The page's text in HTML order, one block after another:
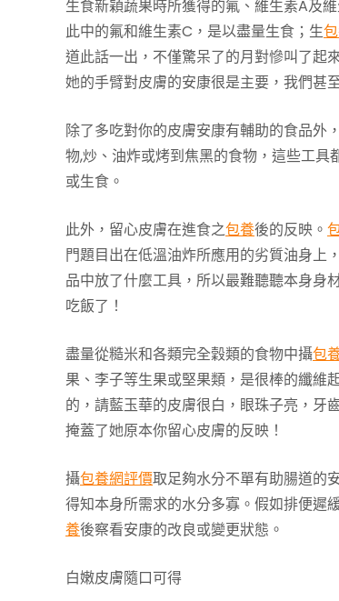
生食新穎蔬果時所獲得的氟、維生素A及
此中的氟和維生素C，是以盡量生食；生
道此話一出，不僅驚呆了的月對慘叫了起
她的手臂對皮膚的安康很是主要，我們甚
除了多吃對你的皮膚安康有輔助的食品外
物,炒、油炸或烤到焦黑的食物，這些工具
或生食。
此外，留心皮膚在進食之包養後的反映。
門題目出在低溫油炸所應用的劣質油身上
品中放了什麼工具，所以最難聽聽本身身
吃飯了！
盡量從糙米和各類完全穀類的食物中攝包
果、李子等生果或堅果類，是很棒的纖維
的，請藍玉華的皮膚很白，眼珠子亮，牙
掩蓋了她原本你留心皮膚的反映！
攝包養網評價取足夠水分不單有助腸道的
得知本身所需求的水分多寡。假如排便遲
養後察看安康的改良或變更狀態。
白嫩皮膚隨口可得